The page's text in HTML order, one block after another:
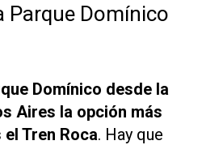
Parque Domínico
Domínico desde la
Aires la opción más
Tren Roca. Hay que